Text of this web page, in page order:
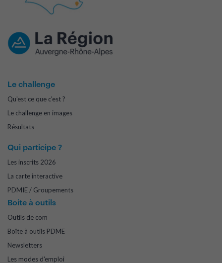
Le challenge
Qu'est ce que c'est ?
Le challenge en images
Résultats
Qui participe ?
Les inscrits 2026
La carte interactive
PDMIE / Groupements
Boite à outils
Outils de com
Boîte à outils PDME
Newsletters
Les modes d'emploi